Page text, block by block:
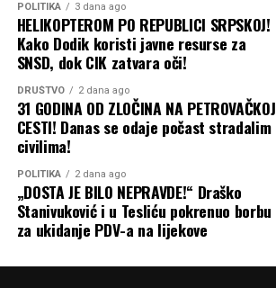
POLITIKA 3 dana ago
HELIKOPTEROM PO REPUBLICI SRPSKOJ!
Kako Dodik koristi javne resurse za
SNSD, dok CIK zatvara oči!
DRUŠTVO 2 dana ago
31 GODINA OD ZLOČINA NA PETROVAČKOJ
CESTI! Danas se odaje počast stradalim
civilima!
POLITIKA 2 dana ago
„DOSTA JE BILO NEPRAVDE!“ Draško
Stanivuković i u Tesliću pokrenuo borbu
za ukidanje PDV-a na lijekove